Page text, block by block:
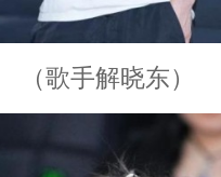
（歌手解晓东）